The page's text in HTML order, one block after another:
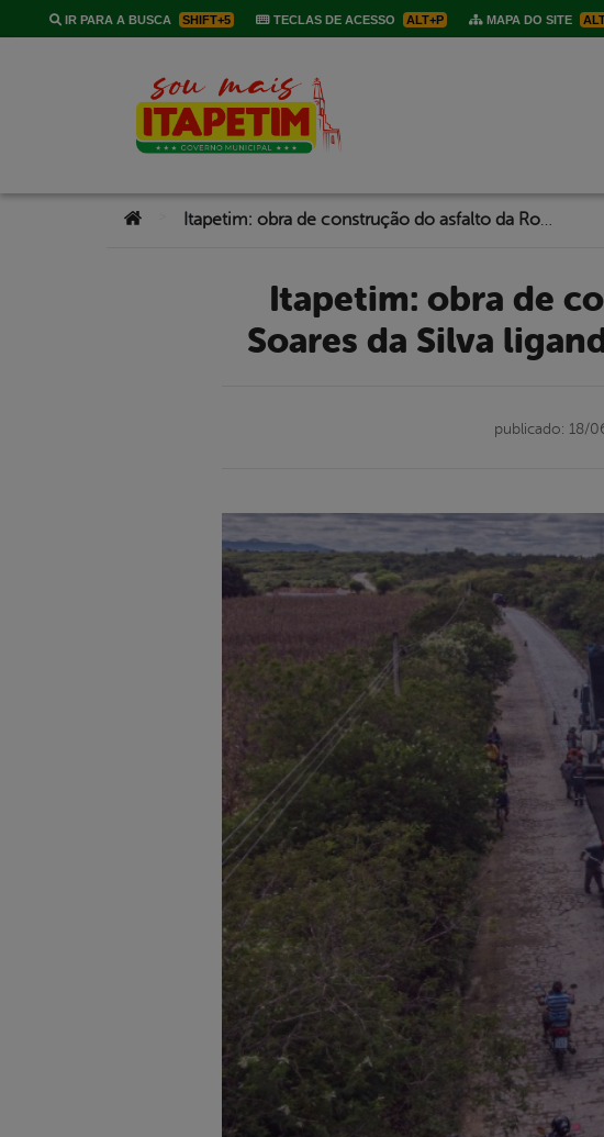
IR PARA A BUSCA SHIFT+5 TECLAS DE ACESSO ALT+P MAPA DO SITE
Você está aqui: Itapetim: obra de construção do asfalto da Rodovia José Soares da Silva ligando Placas a Piedade do Ouro é iniciada
Itapetim: obra de construção do asfalto da Rodovia José
Soares da Silva
publicado: 18/